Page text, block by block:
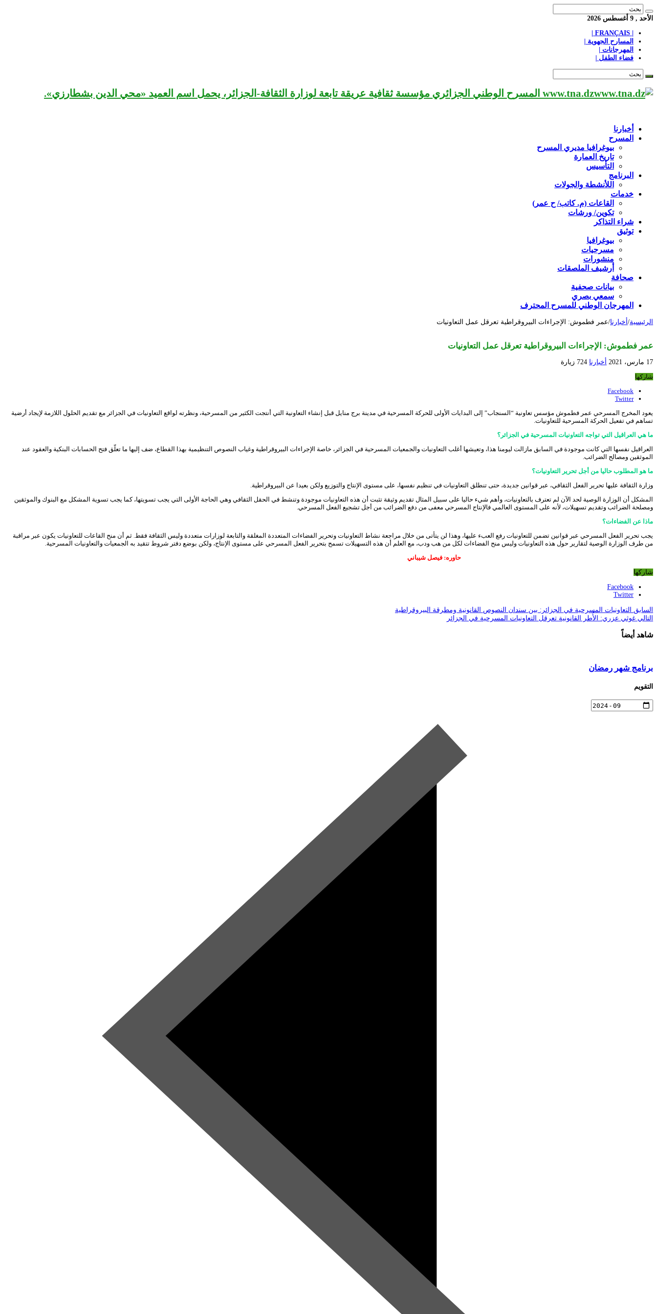
الأحد , 9 أغسطس 2026
المسارح الجهوية |
المهرجانات |
فضاء الطفل |
www.tna.dz المسرح الوطني الجزائري مؤسسة ثقافية عريقة تابعة لوزارة الثقافة-الجزائر، يحمل اسم العميد «محي الدين بشطارزي».
أخبارنا
المسرح
بيوغرافيا مديري المسرح
تاريخ العمارة
التأسيس
البرنامج
اللأنشطة والجولات
خدمات
القاعات (م. كاتب/ ح عمر)
تكوين/ ورشات
شراء التذاكر
توثيق
بيوغرافيا
مسرحيات
منشورات
أرشيف الملصقات
صحافة
بيانات صحفية
سمعي بصري
المهرجان الوطني للمسرح المحترف
الرئيسية/ أخبارنا/عمر فطموش: الإجراءات البيروقراطية تعرقل عمل التعاونيات
عمر فطموش: الإجراءات البيروقراطية تعرقل عمل التعاونيات
17 مارس، 2021 أخبارنا 724 زيارة
شاركها
Facebook
Twitter
يعود المخرج المسرحي عمر فطموش مؤسس تعاونية “السنجاب” إلى البدايات الأولى للحركة المسرحية في مدينة برج منايل قبل إنشاء التعاونية التي أنتجت الكثير من المسرحية، ونظرته لواقع التعاونيات في الجزائر مع تقديم الحلول اللازمة لإيجاد أرضية
تساهم في تفعيل الحركة المسرحية للتعاونيات.
ما هي العراقيل التي تواجه التعاونيات المسرحية في الجزائر؟
العراقيل نفسها التي كانت موجودة في السابق مازالت ليومنا هذا، وتعيشها أغلب التعاونيات والجمعيات المسرحية في الجزائر، خاصة الإجراءات البيروقراطية وغياب النصوص التنظيمية بهذا القطاع، ضف إليها ما تعلّق فتح الحسابات البنكية والعقود عند
الموثقين ومصالح الضرائب.
ما هو المطلوب حاليا من أجل تحرير التعاونيات؟
وزارة الثقافة عليها تحرير الفعل الثقافي، عبر قوانين جديدة، حتى تنطلق التعاونيات في تنظيم نفسها، على مستوى الإنتاج والتوزيع ولكن بعيدا عن البيروقراطية.
المشكل أن الوزارة الوصية لحد الآن لم تعترف بالتعاونيات، وأهم شيء حاليا على سبيل المثال تقديم وثيقة تثبت أن هذه التعاونيات موجودة وتنشط في الحقل الثقافي وهي الحاجة الأولى التي يجب تسويتها، كما يجب تسوية المشكل مع البنوك والموثقين
ومصلحة الضرائب وتقديم تسهيلات، لأنه على المستوى العالمي فالإنتاج المسرحي معفى من دفع الضرائب من أجل تشجيع الفعل المسرحي.
ماذا عن الفضاءات؟
يجب تحرير الفعل المسرحي عبر قوانين تضمن للتعاونيات رفع العبء عليها، وهذا لن يتأتى من خلال مراجعة نشاط التعاونيات وتحرير الفضاءات المتعددة المغلقة والتابعة لوزارات متعددة وليس الثقافة فقط. ثم أن منح القاعات للتعاونيات يكون عبر مراقبة
من طرف الوزارة الوصية لتقارير حول هذه التعاونيات وليس منح الفضاءات لكل من هب ودب، مع العلم أن هذه التسهيلات تسمح بتحرير الفعل المسرحي على مستوى الإنتاج، ولكن بوضع دفتر شروط تتقيد به الجمعيات والتعاونيات المسرحية.
حاوره: فيصل شيباني
شاركها
Facebook
Twitter
السابق التعاونيات المسرحية في الجزائر: بين سندان النصوص القانونية ومطرقة البيروقراطية
التالي غوثي عزري: الأُطر القانونية تعرقل التعاونيات المسرحية في الجزائر
شاهد أيضاً
برنامج شهر رمضان
التقويم